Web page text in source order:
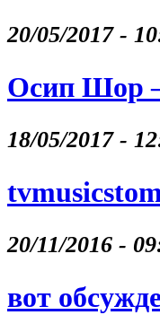
20/05/2017 -
Осип Шор
18/05/2017 -
20/11/2016 -
вот